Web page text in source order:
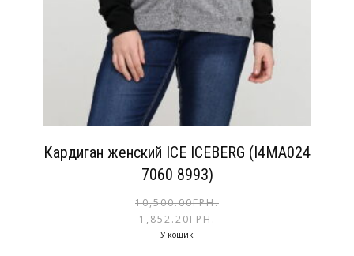
Кардиган женский ICE ICEBERG (I4MA024
7060 8993)
10,500.00ГРН.
1,852.20ГРН.
У кошик